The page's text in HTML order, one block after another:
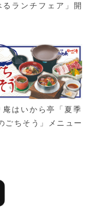
るランチフェア」開
庵はいから亭「夏季
ごちそう」メニュー